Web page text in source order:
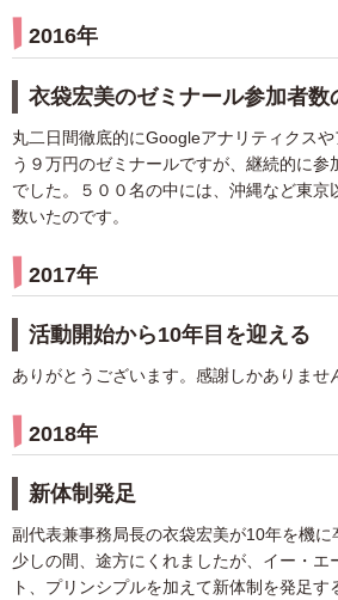
2016年
衣袋宏美のゼミナール参加者数
丸二日間徹底的にGoogleアナリティクス
う９万円のゼミナールですが、継続的に参
でした。５００名の中には、沖縄など東京
数いたのです。
2017年
活動開始から10年目を迎える
ありがとうございます。感謝しかありませ
2018年
新体制発足
副代表兼事務局長の衣袋宏美が10年を機に
少しの間、途方にくれましたが、イー・エ
ト、プリンシプルを加えて新体制を発足す